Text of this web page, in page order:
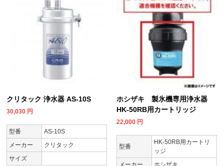
クリタック 浄水器 AS-10S
30,030 円
型番
AS-10S
メーカー
クリタック
サイズ
ホシザキ 製氷機専用浄水器
HK-50RB用カートリッジ
22,000 円
型番
HK-50RB用カートリ
ッジ
メーカー
ホシザキ